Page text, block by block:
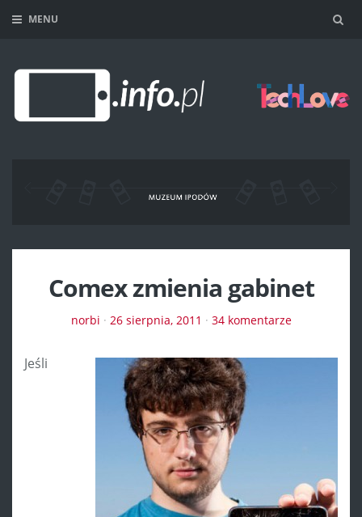
MENU
Comex zmienia gabinet
norbi · 26 sierpnia, 2011 · 34 komentarze
Jeśli